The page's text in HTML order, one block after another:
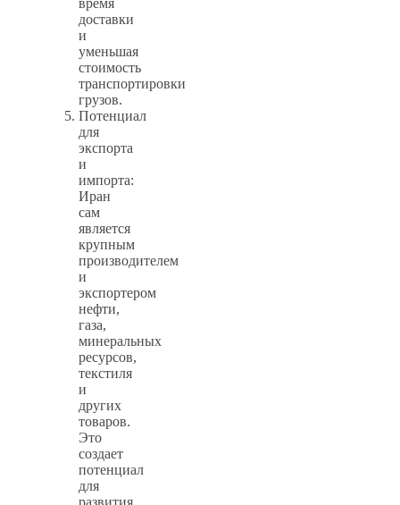
доставки
и
уменьшая
стоимость
транспортировки
грузов.
Потенциал
для
экспорта
и
импорта:
Иран
сам
является
крупным
производителем
и
экспортером
нефти,
газа,
минеральных
ресурсов,
текстиля
и
других
товаров.
Это
создает
потенциал
для
развития